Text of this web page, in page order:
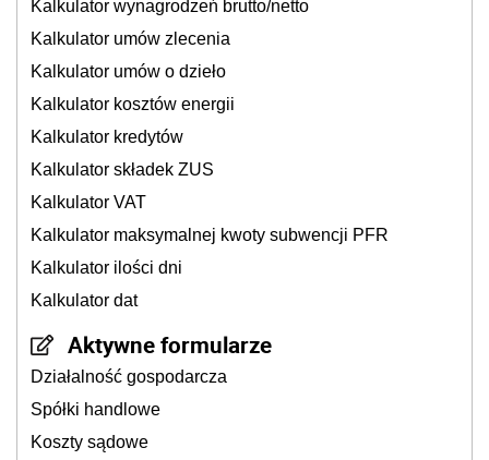
Kalkulator wynagrodzeń brutto/netto
Kalkulator umów zlecenia
Kalkulator umów o dzieło
Kalkulator kosztów energii
Kalkulator kredytów
Kalkulator składek ZUS
Kalkulator VAT
Kalkulator maksymalnej kwoty subwencji PFR
Kalkulator ilości dni
Kalkulator dat
Aktywne formularze
Działalność gospodarcza
Spółki handlowe
Koszty sądowe